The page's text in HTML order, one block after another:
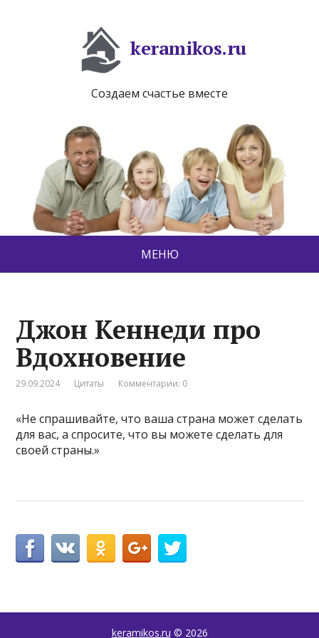
keramikos.ru
Создаем счастье вместе
МЕНЮ
Джон Кеннеди про
Вдохновение
29.09.2024 Цитаты Комментарии: 0
«Не спрашивайте, что ваша страна может сделать
для вас, а спросите, что вы можете сделать для
своей страны.»
keramikos.ru © 2026